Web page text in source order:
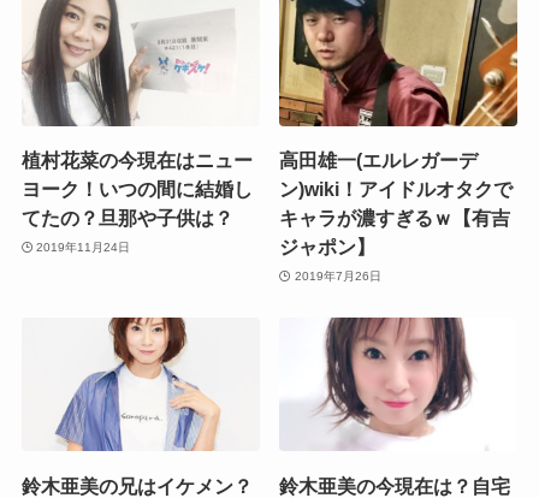
植村花菜の今現在はニュー
ヨーク！いつの間に結婚し
てたの？旦那や子供は？
2019年11月24日
高田雄一(エルレガーデ
ン)wiki！アイドルオタクで
キャラが濃すぎるｗ【有吉
ジャポン】
2019年7月26日
鈴木亜美の兄はイケメン？
鈴木亜美の今現在は？自宅